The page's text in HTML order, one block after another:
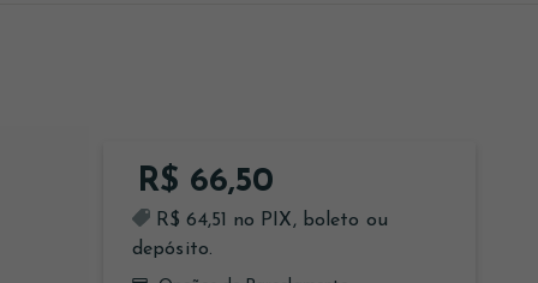
R$ 66,50
R$ 64,51 no PIX, boleto ou
depósito.